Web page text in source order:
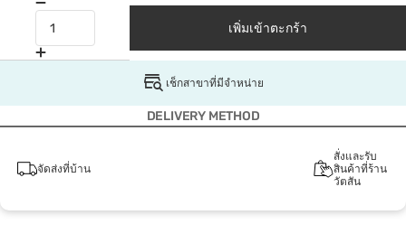
เพิ่มเข้าตะกร้า
เช็กสาขาที่มีจำหน่าย
DELIVERY METHOD
จัดส่งที่บ้าน
สั่งและรับ
สินค้าที่ร้าน
วัตสัน